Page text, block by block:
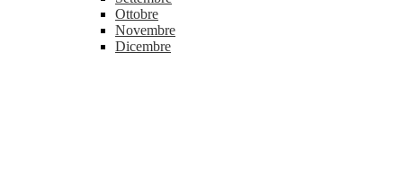
Ottobre
Novembre
Dicembre